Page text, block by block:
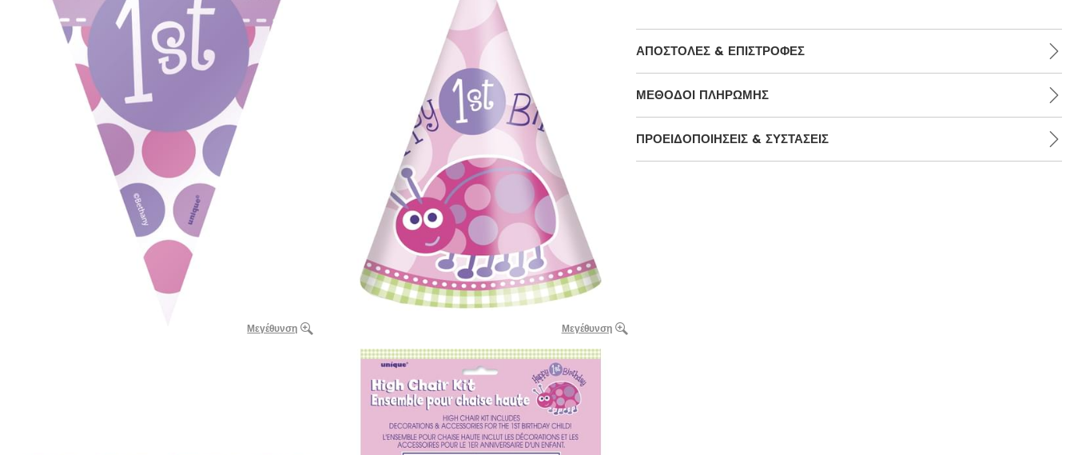
Μεγέθυνση Μεγέθυνση
ΑΠΟΣΤΟΛΈΣ & ΕΠΙΣΤΡΟΦΈΣ
ΜΕΘΌΔΟΙ ΠΛΗΡΩΜΉΣ
ΠΡΟΕΙΔΟΠΟΙΉΣΕΙΣ & ΣΥΣΤΆΣΕΙΣ